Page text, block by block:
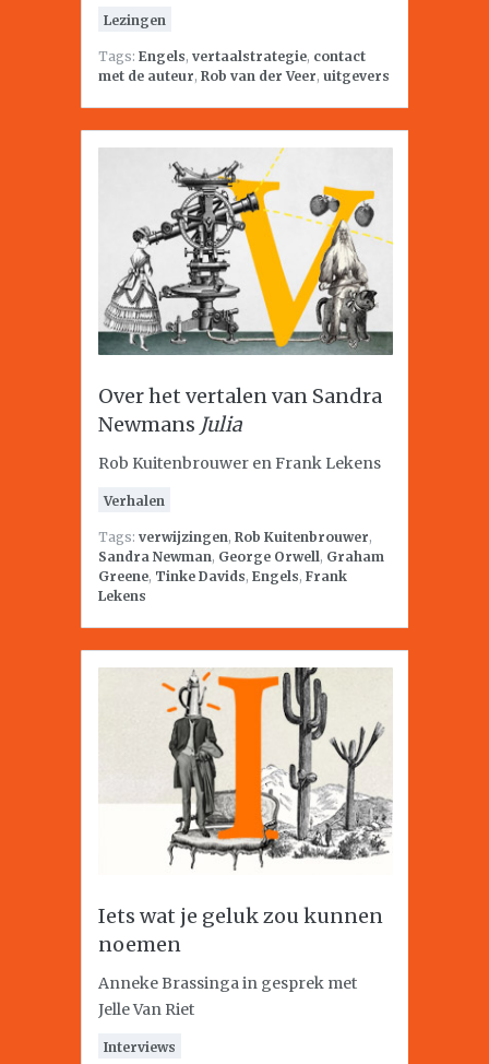
Lezingen
Tags: Engels, vertaalstrategie, contact
met de auteur, Rob van der Veer, uitgevers
Over het vertalen van Sandra
Newmans Julia
Rob Kuitenbrouwer en Frank Lekens
Verhalen
Tags: verwijzingen, Rob Kuitenbrouwer,
Sandra Newman, George Orwell, Graham
Greene, Tinke Davids, Engels, Frank
Lekens
Iets wat je geluk zou kunnen
noemen
Anneke Brassinga in gesprek met
Jelle Van Riet
Interviews